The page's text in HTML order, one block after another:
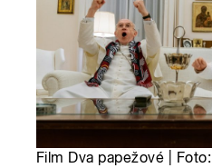
Film Dva papežové | Foto: